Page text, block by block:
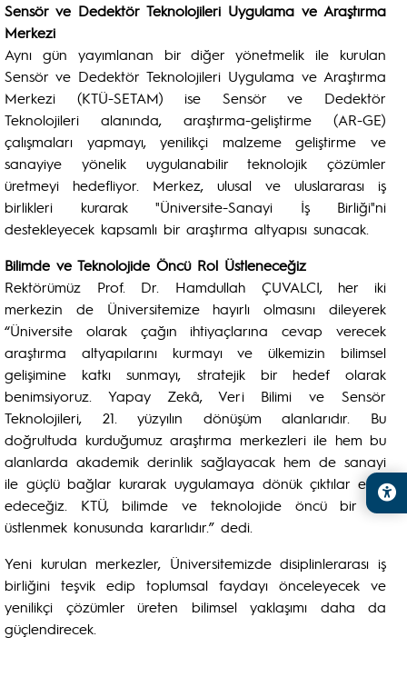
Sensör ve Dedektör Teknolojileri Uygulama ve Araştırma
Merkezi
Aynı gün yayımlanan bir diğer yönetmelik ile kurulan
Sensör ve Dedektör Teknolojileri Uygulama ve Araştırma
Merkezi (KTÜ-SETAM) ise Sensör ve Dedektör
Teknolojileri alanında, araştırma-geliştirme (AR-GE)
çalışmaları yapmayı, yenilikçi malzeme geliştirme ve
sanayiye yönelik uygulanabilir teknolojik çözümler
üretmeyi hedefliyor. Merkez, ulusal ve uluslararası iş
birlikleri kurarak "Üniversite-Sanayi İş Birliği"ni
destekleyecek kapsamlı bir araştırma altyapısı sunacak.
Bilimde ve Teknolojide Öncü Rol Üstleneceğiz
Rektörümüz Prof. Dr. Hamdullah ÇUVALCI, her iki
merkezin de Üniversitemize hayırlı olmasını dileyerek
“Üniversite olarak çağın ihtiyaçlarına cevap verecek
araştırma altyapılarını kurmayı ve ülkemizin bilimsel
gelişimine katkı sunmayı, stratejik bir hedef olarak
benimsiyoruz. Yapay Zekâ, Veri Bilimi ve Sensör
Teknolojileri, 21. yüzyılın dönüşüm alanlarıdır. Bu
doğrultuda kurduğumuz araştırma merkezleri ile hem bu
alanlarda akademik derinlik sağlayacak hem de sanayi
ile güçlü bağlar kurarak uygulamaya dönük çıktılar elde
edeceğiz. KTÜ, bilimde ve teknolojide öncü bir rol
üstlenmek konusunda kararlıdır.” dedi.
Yeni kurulan merkezler, Üniversitemizde disiplinlerarası iş
birliğini teşvik edip toplumsal faydayı önceleyecek ve
yenilikçi çözümler üreten bilimsel yaklaşımı daha da
güçlendirecek.